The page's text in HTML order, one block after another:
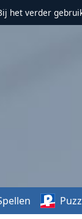
het verder